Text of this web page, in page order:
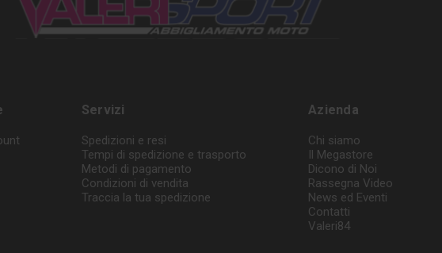
Servizi
Spedizioni e resi
Tempi di spedizione e trasporto
Metodi di pagamento
Condizioni di vendita
Traccia la tua spedizione
Azienda
Chi siamo
Il Megastore
Dicono di Noi
Rassegna Video
News ed Eventi
Contatti
Valeri84